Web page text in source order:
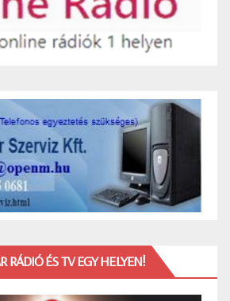
RÁDIÓ ÉS TV EGY HELYEN!